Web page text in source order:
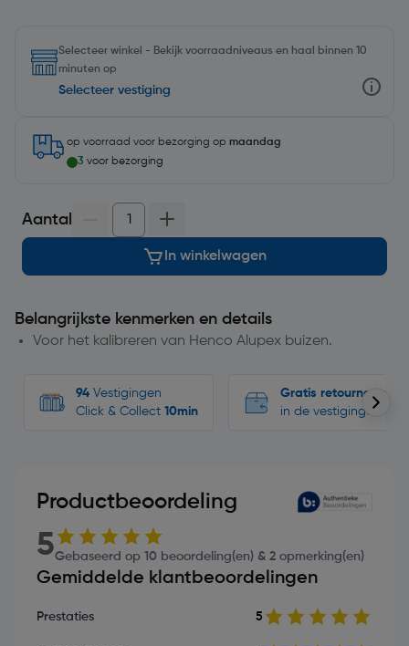
Selecteer winkel - Bekijk voorraadniveaus en haal binnen 10
minuten op
Selecteer vestiging
op voorraad voor bezorging op maandag
3 voor bezorging
Aantal
In winkelwagen
Belangrijkste kenmerken en details
Voor het kalibreren van Henco Alupex buizen.
94 Vestigingen
Click & Collect 10min
Gratis retourneren
in de vestigingen
Productbeoordeling
5Gebaseerd op 10 beoordeling(en) & 2 opmerking(en)
Gemiddelde klantbeoordelingen
Prestaties 5